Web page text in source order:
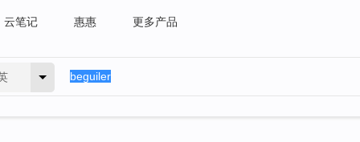
云笔记 惠惠 更多产品